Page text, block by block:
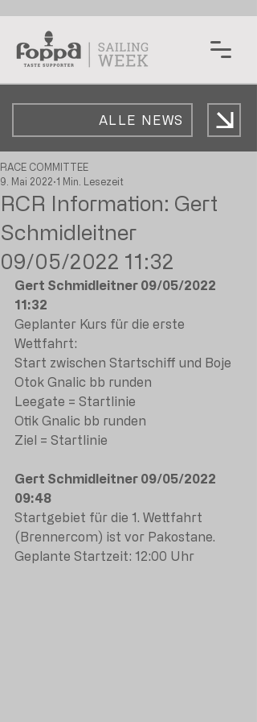
ALLE NEWS
RCR Information: Gert
Schmidleitner
09/05/2022 11:32
RACE COMMITTEE
9. Mai 2022 1 Min. Lesezeit
Gert Schmidleitner 09/05/2022
11:32
Geplanter Kurs für die erste
Wettfahrt:
Start zwischen Startschiff und Boje
Otok Gnalic bb runden
Leegate = Startlinie
Otik Gnalic bb runden
Ziel = Startlinie
Gert Schmidleitner 09/05/2022
09:48
Startgebiet für die 1. Wettfahrt
(Brennercom) ist vor Pakostane.
Geplante Startzeit: 12:00 Uhr